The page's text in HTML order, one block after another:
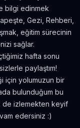
bilgi edinmek
Gezi, Rehberi,
eğitim sürecinin
sağlar.
hafta sonu
paylaştım!
için yolumuzun bir
bulunduğum bu
de izlemekten keyif
edersiniz :)